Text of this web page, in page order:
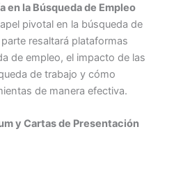
en la Búsqueda de Empleo
pivotal en la búsqueda de
resaltará plataformas
de empleo, el impacto de las
de trabajo y cómo
de manera efectiva.
y Cartas de Presentación